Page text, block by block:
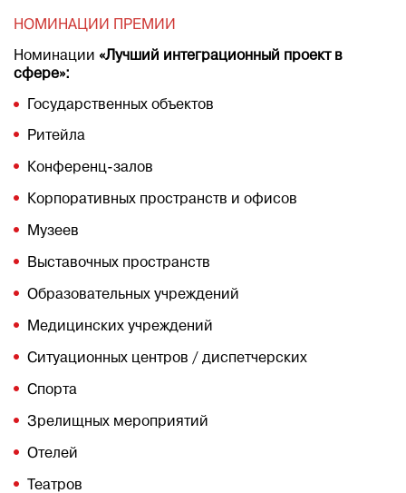
НОМИНАЦИИ ПРЕМИИ
Номинации «Лучший интеграционный проект в
сфере»:
Государственных объектов
Ритейла
Конференц-залов
Корпоративных пространств и офисов
Музеев
Выставочных пространств
Образовательных учреждений
Медицинских учреждений
Ситуационных центров / диспетчерских
Спорта
Зрелищных мероприятий
Отелей
Театров